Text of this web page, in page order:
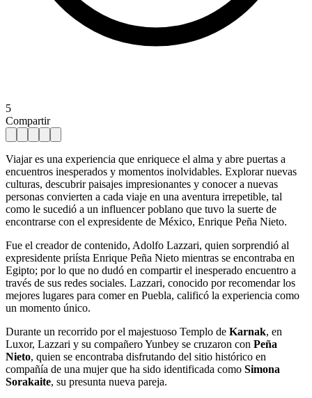
5
Compartir
Viajar es una experiencia que enriquece el alma y abre puertas a
encuentros inesperados y momentos inolvidables. Explorar nuevas
culturas, descubrir paisajes impresionantes y conocer a nuevas
personas convierten a cada viaje en una aventura irrepetible, tal
como le sucedió a un influencer poblano que tuvo la suerte de
encontrarse con el expresidente de México, Enrique Peña Nieto.
Fue el creador de contenido, Adolfo Lazzari, quien sorprendió al
expresidente priísta Enrique Peña Nieto mientras se encontraba en
Egipto; por lo que no dudó en compartir el inesperado encuentro a
través de sus redes sociales. Lazzari, conocido por recomendar los
mejores lugares para comer en Puebla, calificó la experiencia como
un momento único.
Durante un recorrido por el majestuoso Templo de Karnak, en
Luxor, Lazzari y su compañero Yunbey se cruzaron con Peña
Nieto, quien se encontraba disfrutando del sitio histórico en
compañía de una mujer que ha sido identificada como Simona
Sorakaite, su presunta nueva pareja.